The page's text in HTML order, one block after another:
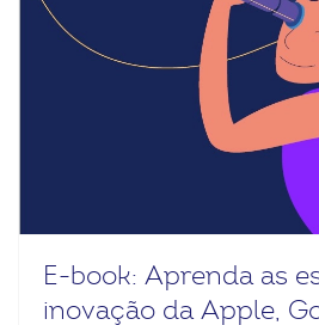
E-book: Aprenda as
inovação da Apple,